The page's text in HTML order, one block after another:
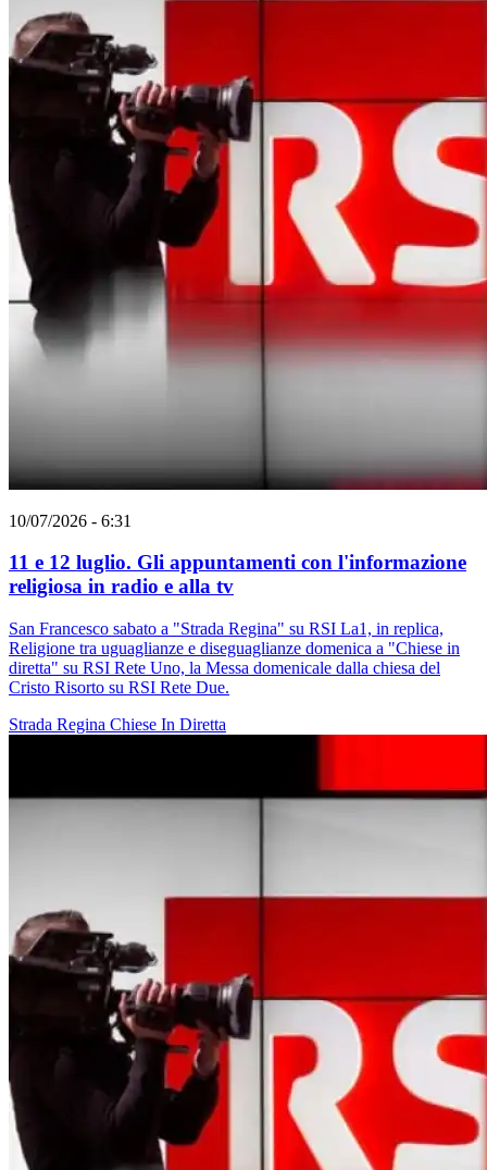
10/07/2026 - 6:31
11 e 12 luglio. Gli appuntamenti con l'informazione
religiosa in radio e alla tv
San Francesco sabato a "Strada Regina" su RSI La1, in replica,
Religione tra uguaglianze e diseguaglianze domenica a "Chiese in
diretta" su RSI Rete Uno, la Messa domenicale dalla chiesa del
Cristo Risorto su RSI Rete Due.
Strada Regina Chiese In Diretta